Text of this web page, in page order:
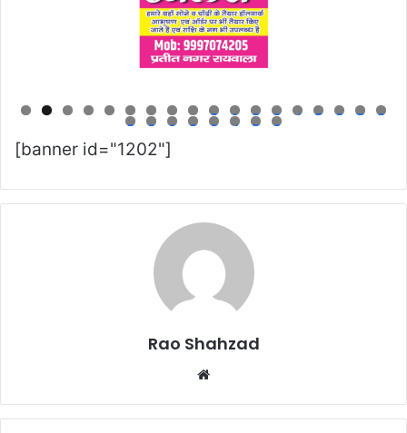
0 1 2 3 4 5 6 7 8
9 0 1 2 3 4 5 6
[banner id="1202"]
Rao Shahzad
Website